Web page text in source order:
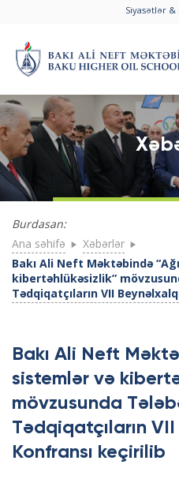
Siyasətlər &
Burdasan:
Ana səhifə
Xəbərlər
Bakı Ali Neft Məktəbində
kibertəhlükəsizlik”
Tədqiqatçıların VII
Bakı Ali Neft
sistemlər və
mövzusunda
Tədqiqatçıların
Konfransı keçirilib